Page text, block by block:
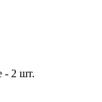
- 2 шт.